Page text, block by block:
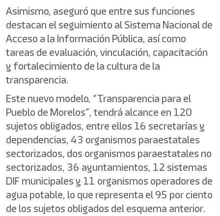
Asimismo, aseguró que entre sus funciones
destacan el seguimiento al Sistema Nacional de
Acceso a la Información Pública, así como
tareas de evaluación, vinculación, capacitación
y fortalecimiento de la cultura de la
transparencia.
Este nuevo modelo, “Transparencia para el
Pueblo de Morelos”, tendrá alcance en 120
sujetos obligados, entre ellos 16 secretarías y
dependencias, 43 organismos paraestatales
sectorizados, dos organismos paraestatales no
sectorizados, 36 ayuntamientos, 12 sistemas
DIF municipales y 11 organismos operadores de
agua potable, lo que representa el 95 por ciento
de los sujetos obligados del esquema anterior.